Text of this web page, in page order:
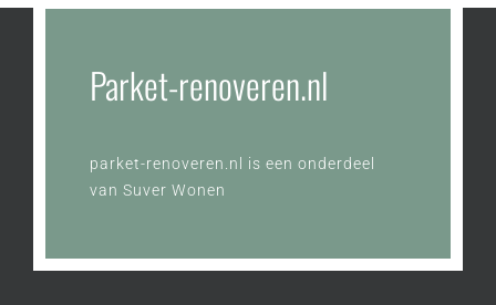
Parket-renoveren.nl
parket-renoveren.nl is een onderdeel
van Suver Wonen